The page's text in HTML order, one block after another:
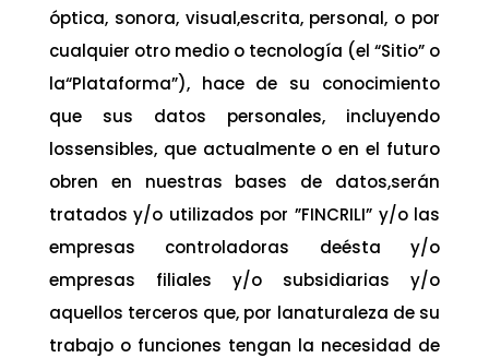
óptica, sonora, visual,escrita, personal, o por
cualquier otro medio o tecnología (el “Sitio” o
la“Plataforma”), hace de su conocimiento
que sus datos personales, incluyendo
lossensibles, que actualmente o en el futuro
obren en nuestras bases de datos,serán
tratados y/o utilizados por ”FINCRILI” y/o las
empresas controladoras deésta y/o
empresas filiales y/o subsidiarias y/o
aquellos terceros que, por lanaturaleza de su
trabajo o funciones tengan la necesidad de